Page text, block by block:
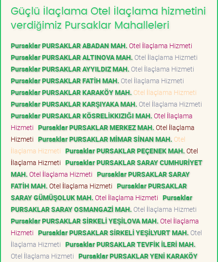
Güçlü İlaçlama Otel İlaçlama hizmetini
verdiğimiz Pursaklar Mahalleleri
Pursaklar PURSAKLAR ABADAN MAH. Otel İlaçlama Hizmeti
Pursaklar PURSAKLAR ALTINOVA MAH. Otel İlaçlama Hizmeti
Pursaklar PURSAKLAR AYYILDIZ MAH. Otel İlaçlama Hizmeti
Pursaklar PURSAKLAR FATİH MAH. Otel İlaçlama Hizmeti
Pursaklar PURSAKLAR KARAKÖY MAH. Otel İlaçlama Hizmeti
Pursaklar PURSAKLAR KARŞIYAKA MAH. Otel İlaçlama Hizmeti
Pursaklar PURSAKLAR KÖSRELİKKIZIĞI MAH. Otel İlaçlama
Hizmeti Pursaklar PURSAKLAR MERKEZ MAH. Otel İlaçlama
Hizmeti Pursaklar PURSAKLAR MİMAR SİNAN MAH. Otel
İlaçlama Hizmeti Pursaklar PURSAKLAR PEÇENEK MAH. Otel
İlaçlama Hizmeti Pursaklar PURSAKLAR SARAY CUMHURİYET
MAH. Otel İlaçlama Hizmeti Pursaklar PURSAKLAR SARAY
FATİH MAH. Otel İlaçlama Hizmeti Pursaklar PURSAKLAR
SARAY GÜMÜŞOLUK MAH. Otel İlaçlama Hizmeti Pursaklar
PURSAKLAR SARAY OSMANGAZİ MAH. Otel İlaçlama Hizmeti
Pursaklar PURSAKLAR SİRKELİ YEŞİLOVA MAH. Otel İlaçlama
Hizmeti Pursaklar PURSAKLAR SİRKELİ YEŞİLYURT MAH. Otel
İlaçlama Hizmeti Pursaklar PURSAKLAR TEVFİK İLERİ MAH.
Otel İlaçlama Hizmeti Pursaklar PURSAKLAR YENİ KARAKÖY